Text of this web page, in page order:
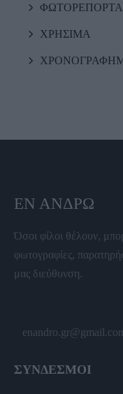
ΧΡΗΣΙΜΑ
ΕΝ ΆΝΔΡΩ
Όσοι φίλοι θέλουν,
φωτογραφίες,
μας διεύθυνση.
ΣΥΝΔΕΣΜΟΙ